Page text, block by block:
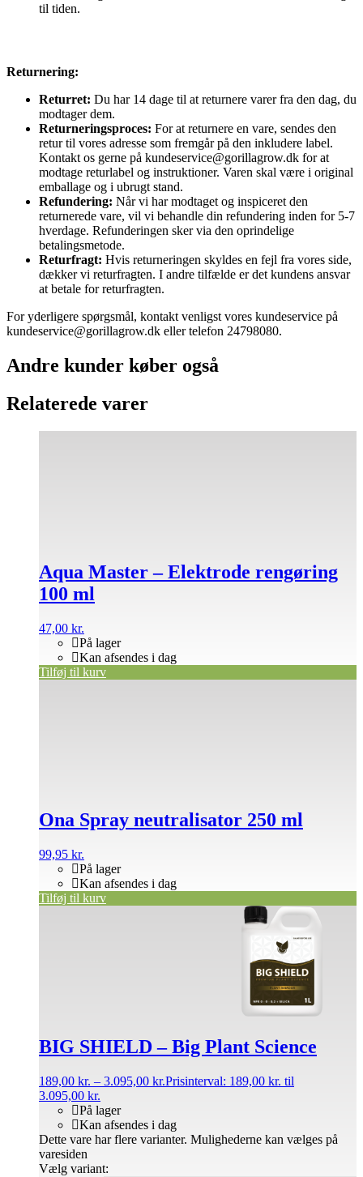
til tiden.
Returnering:
Returret: Du har 14 dage til at returnere varer fra den dag, du
modtager dem.
Returneringsproces: For at returnere en vare, sendes den
retur til vores adresse som fremgår på den inkludere label.
Kontakt os gerne på kundeservice@gorillagrow.dk for at
modtage returlabel og instruktioner. Varen skal være i original
emballage og i ubrugt stand.
Refundering: Når vi har modtaget og inspiceret den
returnerede vare, vil vi behandle din refundering inden for 5-7
hverdage. Refunderingen sker via den oprindelige
betalingsmetode.
Returfragt: Hvis returneringen skyldes en fejl fra vores side,
dækker vi returfragten. I andre tilfælde er det kundens ansvar
at betale for returfragten.
For yderligere spørgsmål, kontakt venligst vores kundeservice på
kundeservice@gorillagrow.dk eller telefon 24798080.
Andre kunder køber også
Relaterede varer
Aqua Master – Elektrode rengøring
100 ml
47,00 kr.
På lager
Kan afsendes i dag
Tilføj til kurv
Ona Spray neutralisator 250 ml
99,95 kr.
På lager
Kan afsendes i dag
Tilføj til kurv
BIG SHIELD – Big Plant Science
189,00 kr. – 3.095,00 kr.Prisinterval: 189,00 kr. til
3.095,00 kr.
På lager
Kan afsendes i dag
Vælg variant:
Dette vare har flere varianter. Mulighederne kan vælges på
varesiden